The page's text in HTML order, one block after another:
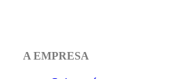
A EMPRESA